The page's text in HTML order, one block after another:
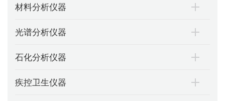
材料分析仪器
光谱分析仪器
石化分析仪器
疾控卫生仪器